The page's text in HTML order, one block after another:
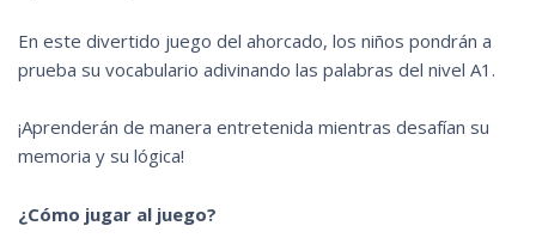
En este divertido juego del ahorcado, los niños pondrán a
prueba su vocabulario adivinando las palabras del nivel A1.
¡Aprenderán de manera entretenida mientras desafían su
memoria y su lógica!
¿Cómo jugar al juego?